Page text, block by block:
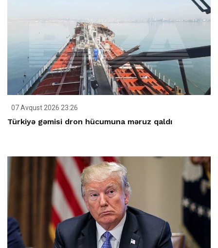
07 Avqust 2026 23:26
Türkiyə gəmisi dron hücumuna məruz qaldı